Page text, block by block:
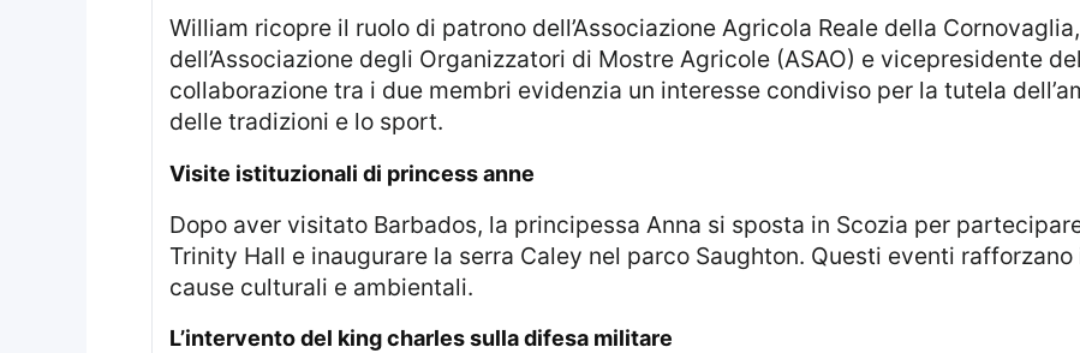
William ricopre il ruolo di patrono dell’Associazione Agricola Reale della Cornovaglia, mentre Sophie è patrona
dell’Associazione degli Organizzatori di Mostre Agricole (ASAO) e vicepresidente
collaborazione tra i due membri evidenzia un interesse condiviso per la tutela
delle tradizioni e lo sport.
visite istituzionali di princess anne
Dopo aver visitato Barbados, la principessa Anna si sposta in Scozia per partecipare ad una cena ufficiale presso
Trinity Hall e inaugurare la serra Caley nel parco Saughton. Questi eventi
cause culturali e ambientali.
l’intervento del king charles sulla difesa militare